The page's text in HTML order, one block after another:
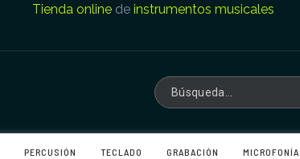
Tienda onlinede instrumentos musicales
PERCUSIÓN TECLADO GRABACIÓN MICROFONÍA